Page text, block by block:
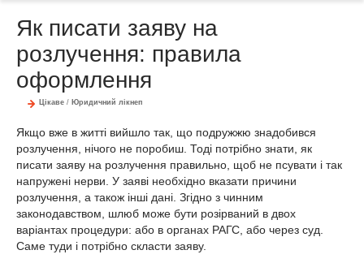
Як писати заяву на
розлучення: правила
оформлення
Цікаве / Юридичний лікнеп
Якщо вже в житті вийшло так, що подружжю знадобився
розлучення, нічого не поробиш. Тоді потрібно знати, як
писати заяву на розлучення правильно, щоб не псувати і так
напружені нерви. У заяві необхідно вказати причини
розлучення, а також інші дані. Згідно з чинним
законодавством, шлюб може бути розірваний в двох
варіантах процедури: або в органах РАГС, або через суд.
Саме туди і потрібно скласти заяву.